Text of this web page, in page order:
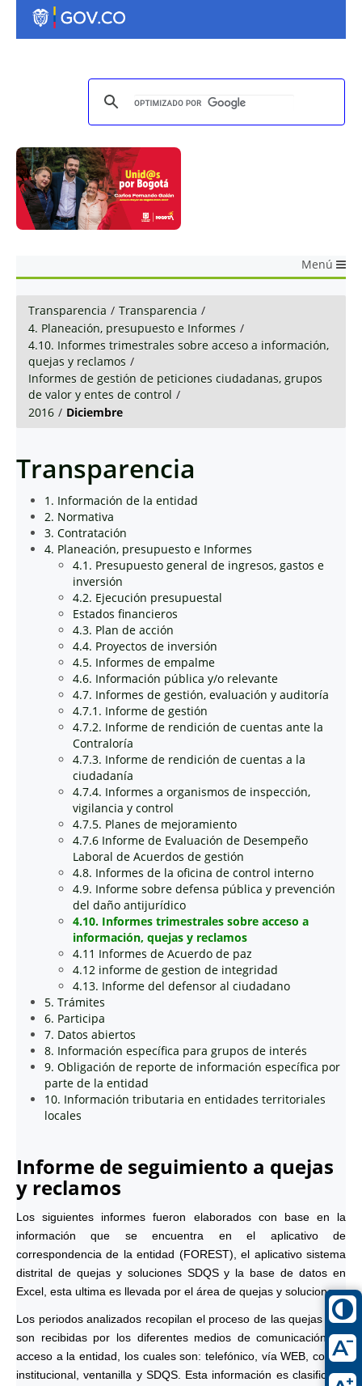
Menú
Transparencia / Transparencia /
4. Planeación, presupuesto e Informes /
4.10. Informes trimestrales sobre acceso a información,
quejas y reclamos /
Informes de gestión de peticiones ciudadanas, grupos
de valor y entes de control /
2016 / Diciembre
Transparencia
1. Información de la entidad
2. Normativa
3. Contratación
4. Planeación, presupuesto e Informes
4.1. Presupuesto general de ingresos, gastos e
inversión
4.2. Ejecución presupuestal
Estados financieros
4.3. Plan de acción
4.4. Proyectos de inversión
4.5. Informes de empalme
4.6. Información pública y/o relevante
4.7. Informes de gestión, evaluación y auditoría
4.7.1. Informe de gestión
4.7.2. Informe de rendición de cuentas ante la
Contraloría
4.7.3. Informe de rendición de cuentas a la
ciudadanía
4.7.4. Informes a organismos de inspección,
vigilancia y control
4.7.5. Planes de mejoramiento
4.7.6 Informe de Evaluación de Desempeño
Laboral de Acuerdos de gestión
4.8. Informes de la oficina de control interno
4.9. Informe sobre defensa pública y prevención
del daño antijurídico
4.10. Informes trimestrales sobre acceso a
información, quejas y reclamos
4.11 Informes de Acuerdo de paz
4.12 informe de gestion de integridad
4.13. Informe del defensor al ciudadano
5. Trámites
6. Participa
7. Datos abiertos
8. Información específica para grupos de interés
9. Obligación de reporte de información específica por
parte de la entidad
10. Información tributaria en entidades territoriales
locales
Informe de seguimiento a quejas
y reclamos
Los siguientes informes fueron elaborados con base en la
información que se encuentra en el aplicativo de
correspondencia de la entidad (FOREST), el aplicativo sistema
distrital de quejas y soluciones SDQS y la base de datos en
Excel, esta ultima es llevada por el área de quejas y soluciones.
Los periodos analizados recopilan el proceso de las quejas que
son recibidas por los diferentes medios de comunicación de
acceso a la entidad, los cuales son: telefónico, vía WEB, correo
institucional, ventanilla y SDQS. Esta información es clasificada